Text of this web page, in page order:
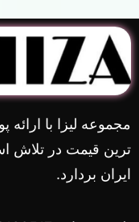
مجموعه لیزا با
ترین قیمت در تلاش
ایران بردارد.